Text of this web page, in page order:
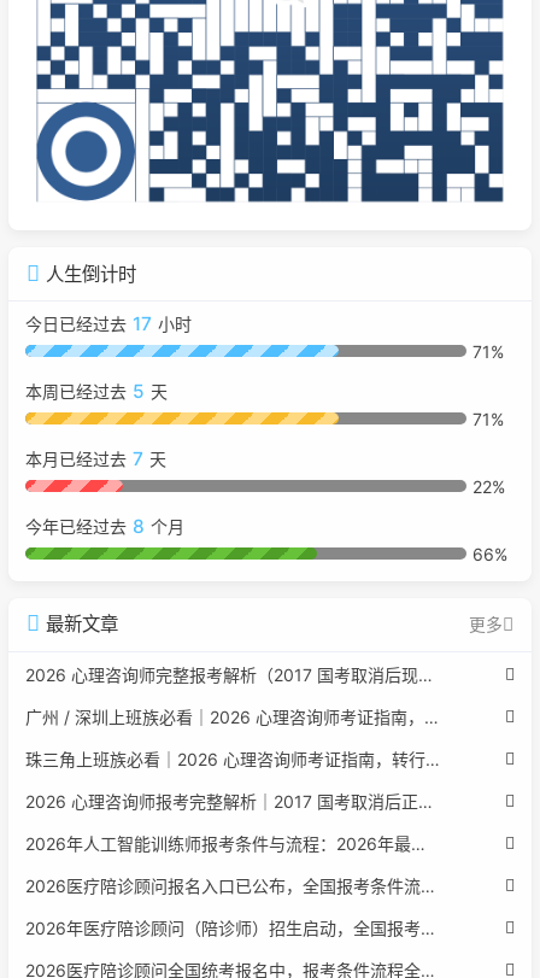
人生倒计时
今日已经过去 17 小时
71%
本周已经过去 5 天
71%
本月已经过去 7 天
22%
今年已经过去 8 个月
66%
最新文章 更多
2026 心理咨询师完整报考解析（2017 国考取消后现行权威体系 + 避坑全指南）
广州 / 深圳上班族必看｜2026 心理咨询师考证指南，转行副业、情绪疏导双收益
珠三角上班族必看｜2026 心理咨询师考证指南，转行副业、情绪疏导双收益
2026 心理咨询师报考完整解析｜2017 国考取消后正规报考标准、流程避坑指南
2026年人工智能训练师报考条件与流程：2026年最新官方要求全面解读
2026医疗陪诊顾问报名入口已公布，全国报考条件流程政策全解析
2026年医疗陪诊顾问（陪诊师）招生启动，全国报考指南附报名官网
2026医疗陪诊顾问全国统考报名中，报考条件流程全攻略附报名入口